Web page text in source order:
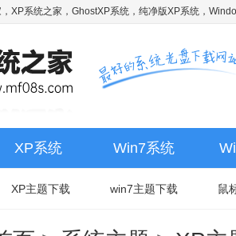
XP系统之家，GhostXP系统，纯净版XP系统，
XP系统 Win7系统
XP主题下载 win7主题下载 鼠